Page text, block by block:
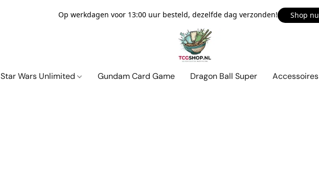
Op werkdagen voor 13:00 uur besteld, dezelfde dag verzonden! Shop nu
Star Wars Unlimited Gundam Card Game Dragon Ball Super Accessoires